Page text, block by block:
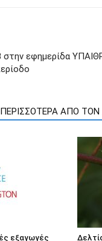
εφημερίδα
ΠΕΡΙΣΣΟΤΕΡΑ ΑΠΟ
εξαγωγές